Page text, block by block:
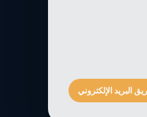
البريد الإلكتروني